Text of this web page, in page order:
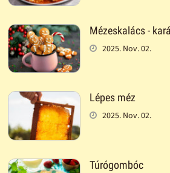
Mézeskalács -
2025. Nov. 02.
Lépes méz
2025. Nov. 02.
Túrógombóc